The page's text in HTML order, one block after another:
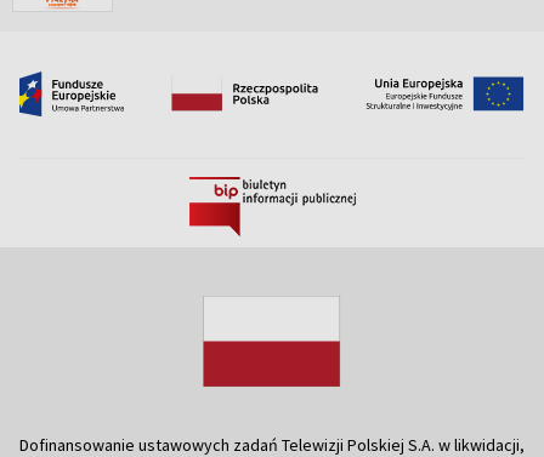
Dofinansowanie ustawowych zadań Telewizji Polskiej S.A. w likwidacji,